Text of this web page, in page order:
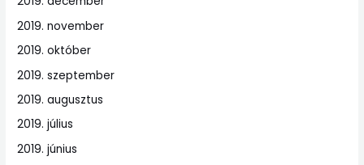
2019. november
2019. október
2019. szeptember
2019. augusztus
2019. július
2019. június